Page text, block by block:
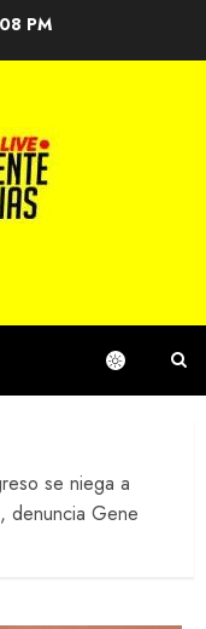
PM
se niega a
denuncia Gene